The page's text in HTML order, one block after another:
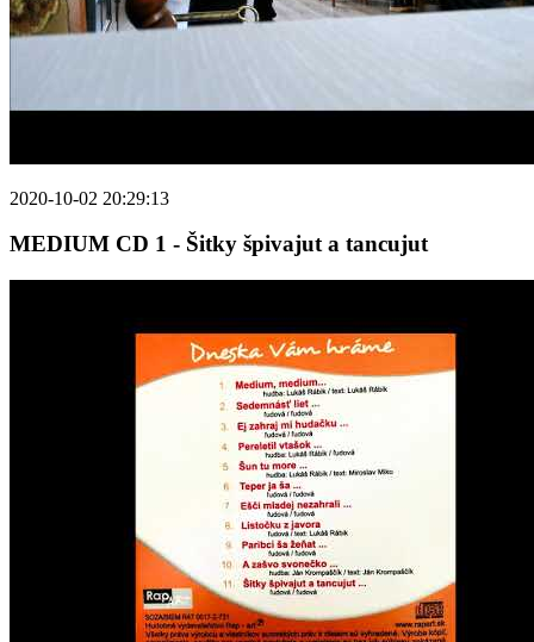
2020-10-02 20:29:13
MEDIUM CD 1 - Šitky špivajut a tancujut